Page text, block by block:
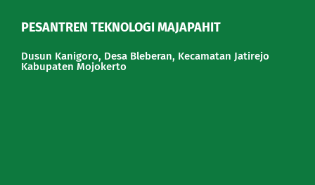
PESANTREN TEKNOLOGI MAJAPAHIT
Dusun Kanigoro, Desa Bleberan, Kecamatan Jatirejo
Kabupaten Mojokerto